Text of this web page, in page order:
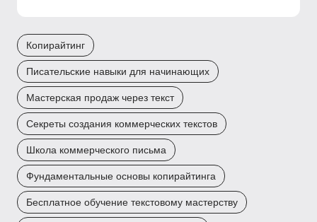
Копирайтинг
Писательские навыки для начинающих
Мастерская продаж через текст
Секреты создания коммерческих текстов
Школа коммерческого письма
Фундаментальные основы копирайтинга
Бесплатное обучение текстовому мастерству